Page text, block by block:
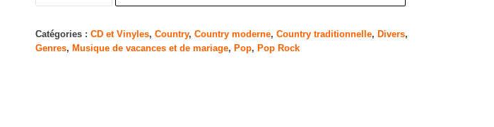
Catégories : CD et Vinyles, Country, Country moderne, Country traditionnelle, Divers,
Genres, Musique de vacances et de mariage, Pop, Pop Rock